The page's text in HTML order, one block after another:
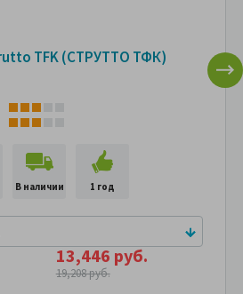
TFK (СТРУТТО ТФК)
В наличии 1 год
13,446 руб.
19,208 руб.